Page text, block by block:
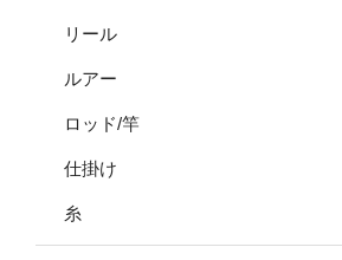
リール
ルアー
ロッド/竿
仕掛け
糸